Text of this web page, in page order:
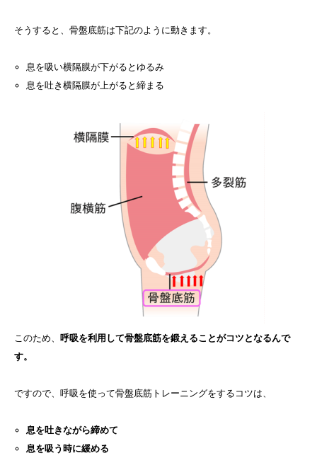
そうすると、骨盤底筋は下記のように動きます。
息を吸い横隔膜が下がるとゆるみ
息を吐き横隔膜が上がると締まる
このため、 呼吸を利用して骨盤底筋を鍛えることがコツとなるんで
す。
ですので、呼吸を使って骨盤底筋トレーニングをするコツは、
息を吐きながら締めて
息を吸う時に緩める